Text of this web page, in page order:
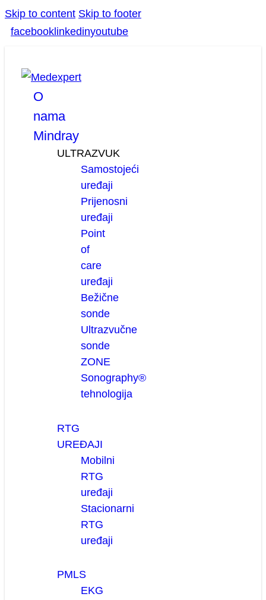
Skip to content Skip to footer
facebook linkedinyoutube
O
nama
Mindray
ULTRAZVUK
Samostojeći
uređaji
Prijenosni
uređaji
Point
of
care
uređaji
Bežične
sonde
Ultrazvučne
sonde
ZONE
Sonography®
tehnologija
RTG
UREĐAJI
Mobilni
RTG
uređaji
Stacionarni
RTG
uređaji
PMLS
EKG